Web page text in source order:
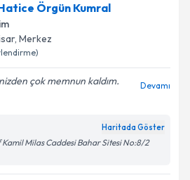
Örgün Kumral
, Merkez
çok memnun kaldım.
Devamı
Haritada Göster
Milas Caddesi Bahar Sitesi No:8/2